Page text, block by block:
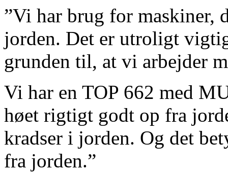
”Vi har brug for maskiner,
jorden. Det er utroligt
grunden til, at vi arbejder
Vi har en TOP 662 med
høet rigtigt godt op fra
kradser i jorden. Og det
fra jorden.”